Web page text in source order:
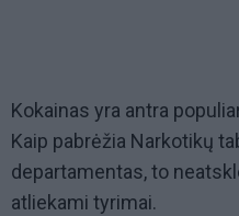
Kokainas yra antra
Kaip pabrėžia Narkotikų
departamentas, to
atliekami tyrimai.